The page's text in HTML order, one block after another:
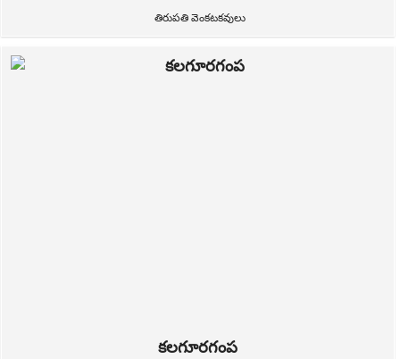
తిరుపతి వెంకటకవులు
కలగూరగంప